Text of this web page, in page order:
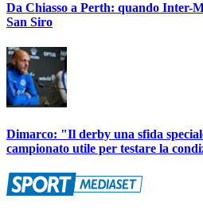
Da Chiasso a Perth: quando Inter-
San Siro
Dimarco: "Il derby una sfida
campionato utile per testare la